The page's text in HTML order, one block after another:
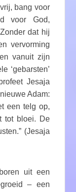
bang voor
voor God,
dat hij
vervorming
vanuit zijn
‘gebarsten’
Jesaja
Adam:
een telg op,
tot bloei. De
(Jesaja
uit een
– een